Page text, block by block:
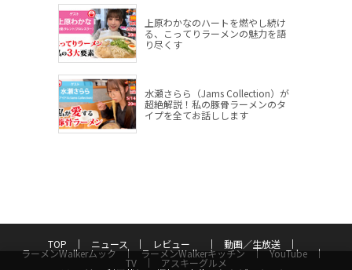
上原わかなのハートを燃やし続け
る、こってりラーメンの魅力を語
り尽くす
水瀬さらら（Jams Collection）が
超絶解説！私の豚骨ラーメンのタ
イプを全てお話しします
TOP ニュース レビュー 動画／生放送
ラーメンWalkerムック ラーメンWalkerキッチン YouTube
TV アスキーグルメ